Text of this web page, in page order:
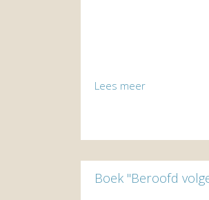
Lees meer
Boek "Beroofd